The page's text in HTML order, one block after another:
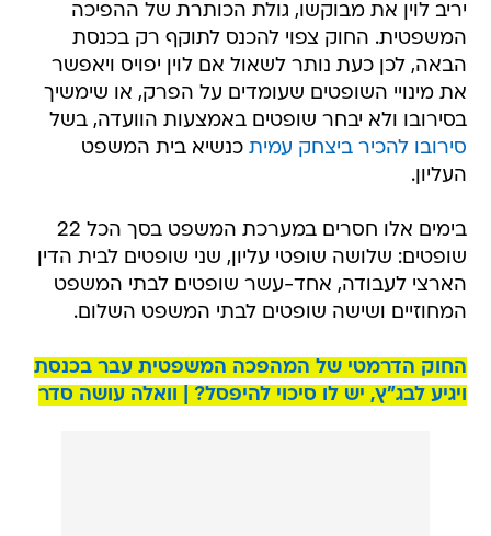
יריב לוין את מבוקשו, גולת הכותרת של ההפיכה
המשפטית. החוק צפוי להכנס לתוקף רק בכנסת
הבאה, לכן כעת נותר לשאול אם לוין יפויס ויאפשר
את מינויי השופטים שעומדים על הפרק, או שימשיך
בסירובו ולא יבחר שופטים באמצעות הוועדה, בשל
סירובו להכיר ביצחק עמית כנשיא בית המשפט
העליון.
בימים אלו חסרים במערכת המשפט בסך הכל 22
שופטים: שלושה שופטי עליון, שני שופטים לבית הדין
הארצי לעבודה, אחד-עשר שופטים לבתי המשפט
המחוזיים ושישה שופטים לבתי המשפט השלום.
החוק הדרמטי של המהפכה המשפטית עבר בכנסת
ויגיע לבג"ץ, יש לו סיכוי להיפסל? | וואלה עושה סדר